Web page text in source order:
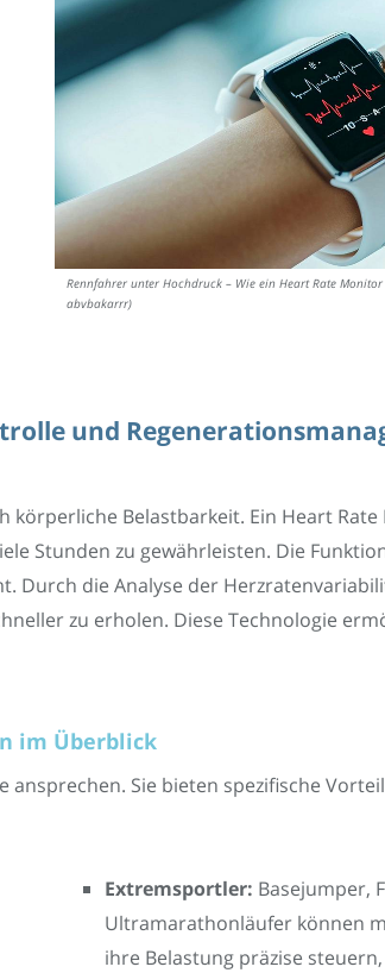
Rennfahrer unter Hochdruck – Wie ein Heart Rate
abvbakarrr)
und
Belastbarkeit. Ein Heart
Stunden zu gewährleisten. Die
Durch die Analyse der
zu erholen. Diese Technologie
im Überblick
Sie bieten spezifische
Extremsportler: Basejumper,
Ultramarathonläufer können
ihre Belastung präzise